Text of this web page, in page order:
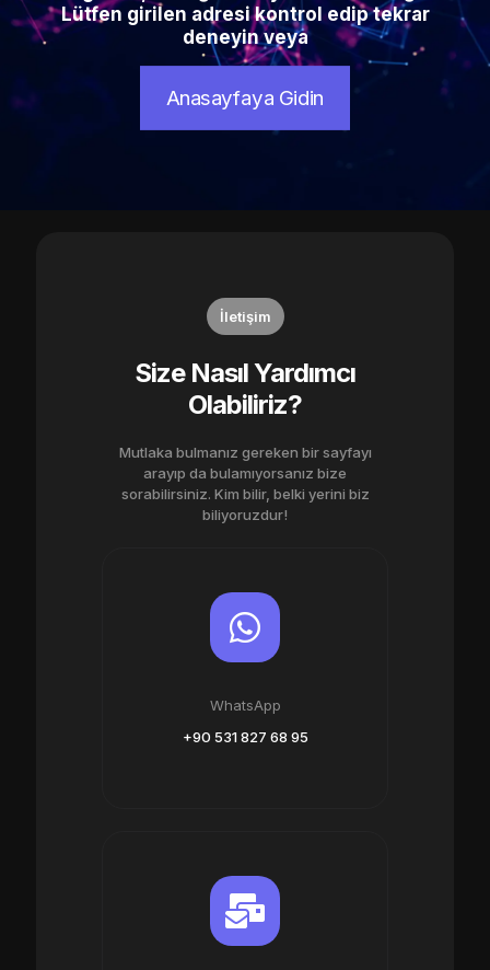
Lütfen girilen adresi kontrol edip tekrar
deneyin veya
Anasayfaya Gidin
İletişim
Size Nasıl Yardımcı
Olabiliriz?
Mutlaka bulmanız gereken bir sayfayı
arayıp da bulamıyorsanız bize
sorabilirsiniz. Kim bilir, belki yerini biz
biliyoruzdur!
+90 531 827 68 95
WhatsApp